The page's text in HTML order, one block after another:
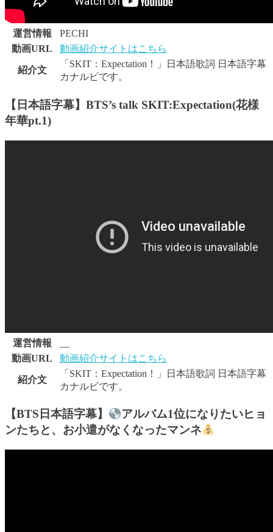
運営情報
PECHI
動画URL
動画紹介サイトはこちら
紹介文
「SKIT：Expectation！」日本語歌詞 日本語字幕
カナルビです。
【日本語字幕】BTS’s talk SKIT:Expectation(花様
年華pt.1)
運営情報
動画URL
動画紹介サイトはこちら
紹介文
「SKIT：Expectation！」日本語歌詞 日本語字幕
カナルビです。
【BTS日本語字幕】
アルバム1位になりたいヒョ
ンたちと、お小遣がなくなったマンネ